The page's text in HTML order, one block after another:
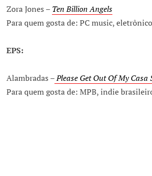
Zora Jones – Ten Billion Angels
Para quem gosta de: PC music,
EPS:
Alambradas –Please Get Out Of My Casa
Para quem gosta de: MPB, indie